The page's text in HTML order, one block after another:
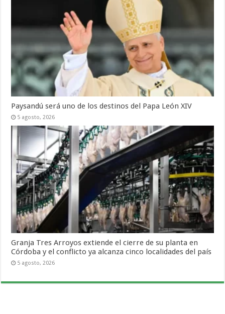
Paysandú será uno de los destinos del Papa León XIV
5 agosto, 2026
Granja Tres Arroyos extiende el cierre de su planta en
Córdoba y el conflicto ya alcanza cinco localidades del país
5 agosto, 2026